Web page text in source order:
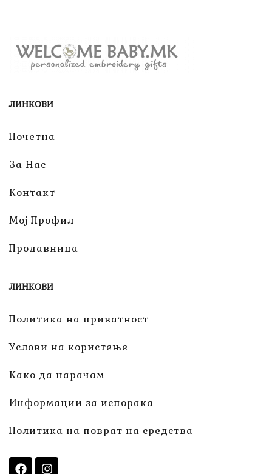
ЛИНКОВИ
Почетна
За Нас
Контакт
Мој Профил
Продавница
ЛИНКОВИ
Политика на приватност
Услови на користење
Како да нарачам
Информации за испорака
Политика на поврат на средства